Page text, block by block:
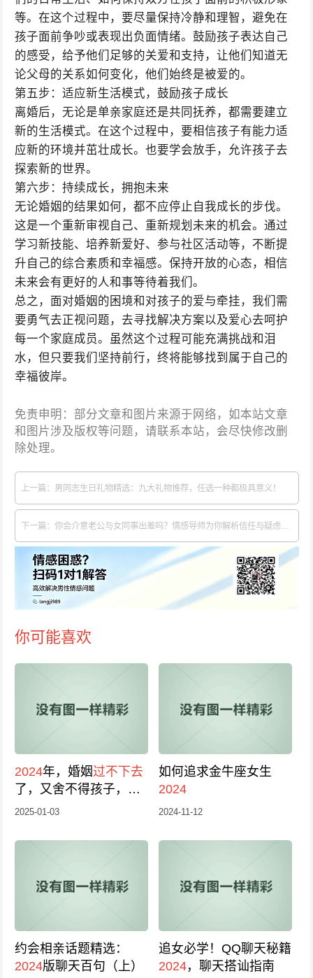
等。在这个过程中，要尽量保持冷静和理智，避免在
孩子面前争吵或表现出负面情绪。鼓励孩子表达自己
的感受，给予他们足够的关爱和支持，让他们知道无
论父母的关系如何变化，他们始终是被爱的。
第五步：适应新生活模式，鼓励孩子成长
离婚后，无论是单亲家庭还是共同抚养，都需要建立
新的生活模式。在这个过程中，要相信孩子有能力适
应新的环境并茁壮成长。也要学会放手，允许孩子去
探索新的世界。
第六步：持续成长，拥抱未来
无论婚姻的结果如何，都不应停止自我成长的步伐。
这是一个重新审视自己、重新规划未来的机会。通过
学习新技能、培养新爱好、参与社区活动等，不断提
升自己的综合素质和幸福感。保持开放的心态，相信
未来会有更好的人和事等待着我们。
总之，面对婚姻的困境和对孩子的爱与牵挂，我们需
要勇气去正视问题，去寻找解决方案以及爱心去呵护
每一个家庭成员。虽然这个过程可能充满挑战和泪
水，但只要我们坚持前行，终将能够找到属于自己的
幸福彼岸。
免责申明：部分文章和图片来源于网络，如本站文章
和图片涉及版权等问题，请联系本站，会尽快修改删
除处理。
上一篇：男同志生日礼物精选：九大礼物推荐，任选一种都极具意义！
下一篇：你会介意老公与女同事出差吗？情感导师为你解析信任与疑虑的复杂心态！
你可能喜欢
2024年，婚姻 过不下去
了，又舍不得孩子，我
该怎么办？
2025-01-03
如何追求金牛座女生
2024
2024-11-12
约会相亲话题精选：
2024版聊天百句（上）
追女必学！QQ聊天秘籍
2024，聊天搭讪指南